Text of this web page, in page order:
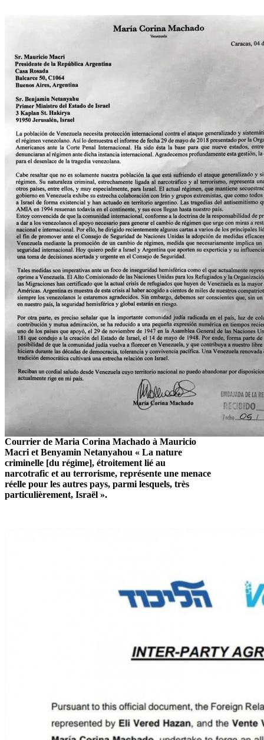
Courrier de Maria Corina Machado à Mauricio
Macri et Benyamin Netanyahou « La nature
criminelle [du régime], étroitement lié au
narcotrafic et au terrorisme, représente une menace
réelle pour les autres pays, parmi lesquels, très
particulièrement, Israël ».